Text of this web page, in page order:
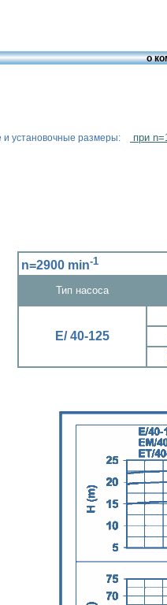
о
и установочные размеры: при
n=2900 min-1
Тип насоса
Е/ 40-125